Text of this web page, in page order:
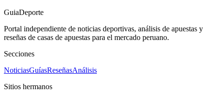
GuiaDeporte
Portal independiente de noticias deportivas, análisis de apuestas y
reseñas de casas de apuestas para el mercado peruano.
Secciones
NoticiasGuíasReseñasAnálisis
Sitios hermanos